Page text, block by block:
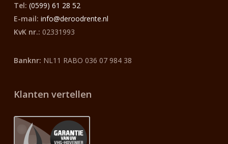
Tel: (0599) 61 28 52
E-mail: info@deroodrente.nl
KvK nr.: 02331993
Banknr: NL11 RABO 036 07 984 38
Klanten vertellen